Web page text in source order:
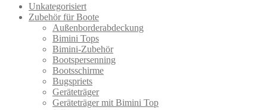
Unkategorisiert
Zubehör für Boote
Außenborderabdeckung
Bimini Tops
Bimini-Zubehör
Bootspersenning
Bootsschirme
Bugspriets
Geräteträger
Geräteträger mit Bimini Top